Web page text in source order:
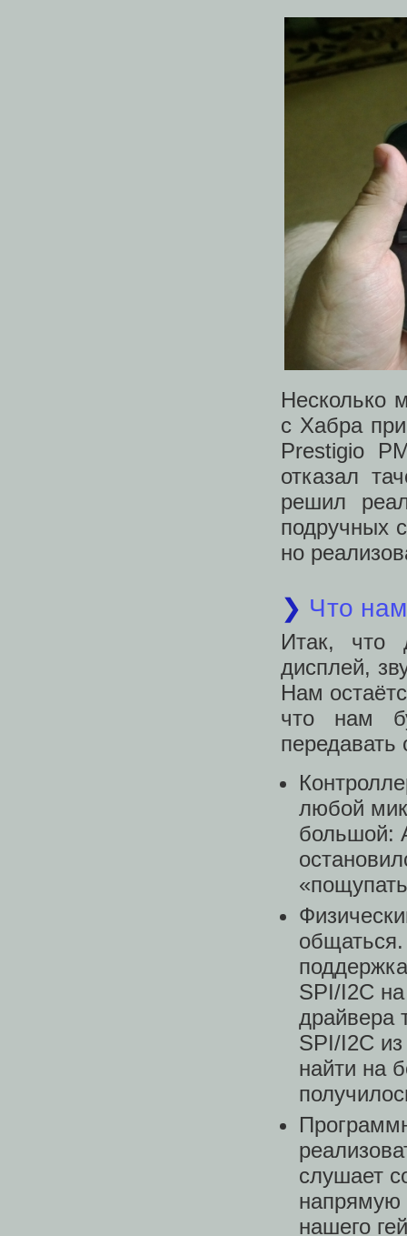
Несколько
с Хабра
Prestigio
отказал
решил
подручных
но
❯ Что
Итак, что
дисплей,
Нам
что нам
передавать
любой
большой:
SPI/I2C
драйвера
SPI/I2C
найти на
слушает
напрямую
нашего